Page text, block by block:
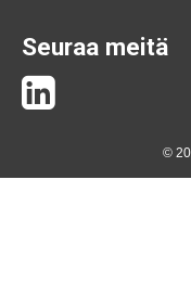
Seuraa meitä
©